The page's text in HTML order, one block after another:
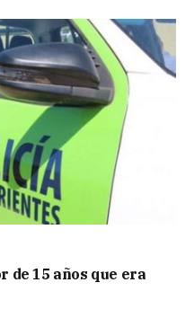
de 15 años que era